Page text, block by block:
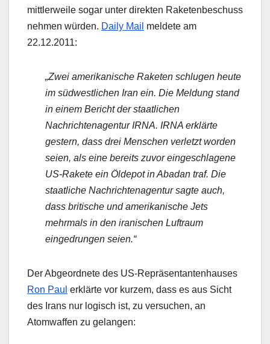
mittlerweile sogar unter direkten Raketenbeschuss
nehmen würden. Daily Mail meldete am
22.12.2011:
„Zwei amerikanische Raketen schlugen heute
im südwestlichen Iran ein. Die Meldung stand
in einem Bericht der staatlichen
Nachrichtenagentur IRNA. IRNA erklärte
gestern, dass drei Menschen verletzt worden
seien, als eine bereits zuvor eingeschlagene
US-Rakete ein Öldepot in Abadan traf. Die
staatliche Nachrichtenagentur sagte auch,
dass britische und amerikanische Jets
mehrmals in den iranischen Luftraum
eingedrungen seien.“
Der Abgeordnete des US-Repräsentantenhauses
Ron Paul erklärte vor kurzem, dass es aus Sicht
des Irans nur logisch ist, zu versuchen, an
Atomwaffen zu gelangen: